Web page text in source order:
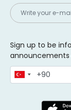
Sign up to be